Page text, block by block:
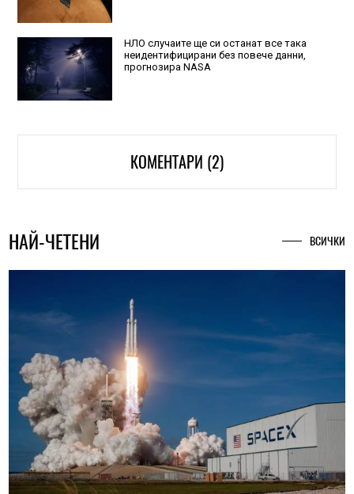
НЛО случаите ще си останат все така
неидентифицирани без повече данни,
прогнозира NASA
КОМЕНТАРИ (2)
НАЙ-ЧЕТЕНИ ВСИЧКИ